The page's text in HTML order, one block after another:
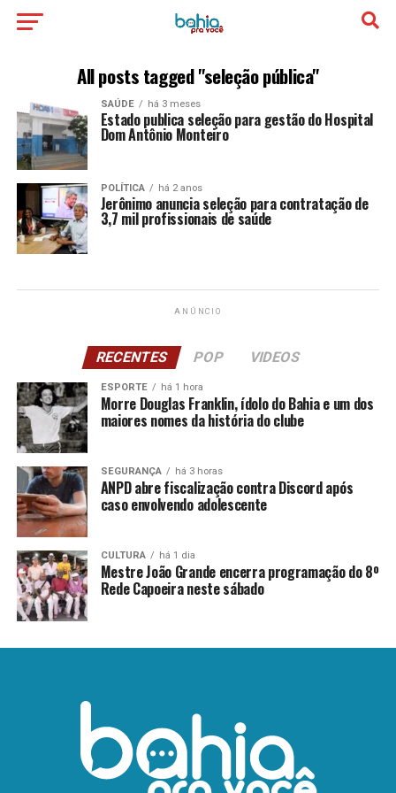
All posts tagged "seleção pública"
SAÚDE há 3 meses
Estado publica seleção para gestão do Hospital
Dom Antônio Monteiro
POLÍTICA há 2 anos
Jerônimo anuncia seleção para contratação de
3,7 mil profissionais de saúde
ANÚNCIO
RECENTES POP VIDEOS
ESPORTE há 1 hora
Morre Douglas Franklin, ídolo do Bahia e um dos
maiores nomes da história do clube
SEGURANÇA há 3 horas
ANPD abre fiscalização contra Discord após
caso envolvendo adolescente
CULTURA há 1 dia
Mestre João Grande encerra programação do 8º
Rede Capoeira neste sábado